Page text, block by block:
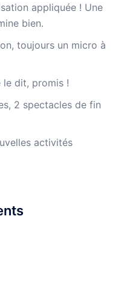
appliquée ! Une
bien.
toujours un micro à
le dit, promis !
2 spectacles de fin
activités